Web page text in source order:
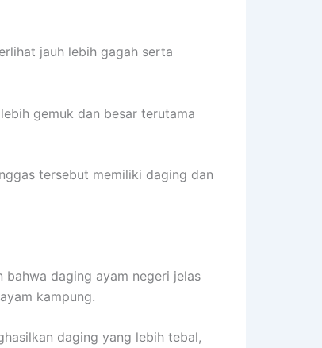
jauh lebih gagah serta
gemuk dan besar terutama
tersebut memiliki daging dan
daging ayam negeri jelas
kampung.
daging yang lebih tebal,